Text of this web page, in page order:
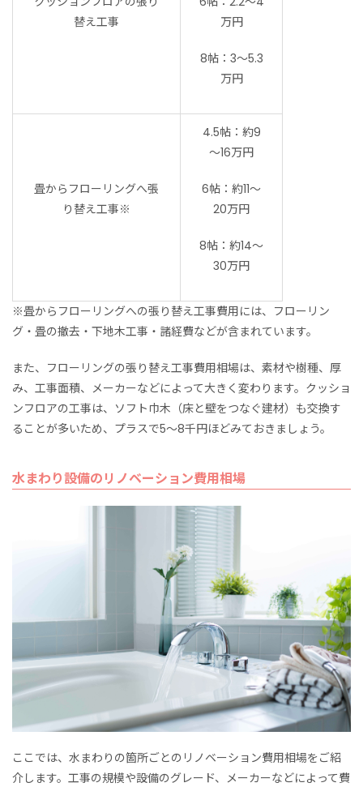
替え工事
万円
8帖：3〜5.3
万円
畳からフローリングへ張
り替え工事※
4.5帖：約9
～16万円
6帖：約11～
20万円
8帖：約14～
30万円
※畳からフローリングへの張り替え工事費用には、フローリン
グ・畳の撤去・下地木工事・諸経費などが含まれています。
また、フローリングの張り替え工事費用相場は、素材や樹種、厚
み、工事面積、メーカーなどによって大きく変わります。クッショ
ンフロアの工事は、ソフト巾木（床と壁をつなぐ建材）も交換す
ることが多いため、プラスで5〜8千円ほどみておきましょう。
水まわり設備のリノベーション費用相場
ここでは、水まわりの箇所ごとのリノベーション費用相場をご紹
介します。工事の規模や設備のグレード、メーカーなどによって費